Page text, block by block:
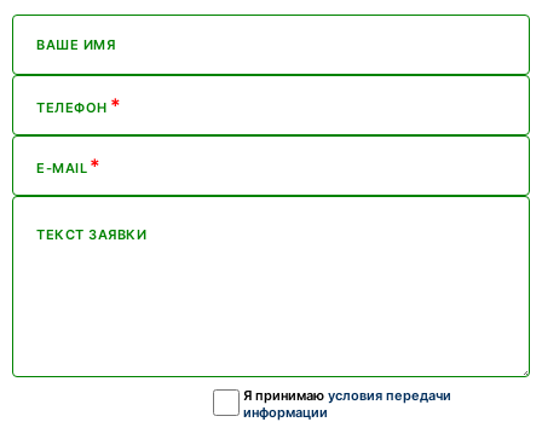
ВАШЕ ИМЯ
ТЕЛЕФОН *
E-MAIL *
ТЕКСТ ЗАЯВКИ
Я принимаю условия передачи
информации